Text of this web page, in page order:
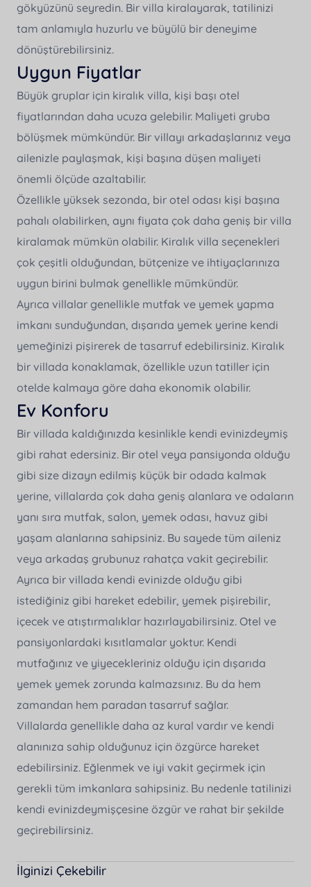
gökyüzünü seyredin. Bir villa kiralayarak, tatilinizi
tam anlamıyla huzurlu ve büyülü bir deneyime
dönüştürebilirsiniz.
Uygun Fiyatlar
Büyük gruplar için kiralık villa, kişi başı otel
fiyatlarından daha ucuza gelebilir. Maliyeti gruba
bölüşmek mümkündür. Bir villayı arkadaşlarınız veya
ailenizle paylaşmak, kişi başına düşen maliyeti
önemli ölçüde azaltabilir.
Özellikle yüksek sezonda, bir otel odası kişi başına
pahalı olabilirken, aynı fiyata çok daha geniş bir villa
kiralamak mümkün olabilir. Kiralık villa seçenekleri
çok çeşitli olduğundan, bütçenize ve ihtiyaçlarınıza
uygun birini bulmak genellikle mümkündür.
Ayrıca villalar genellikle mutfak ve yemek yapma
imkanı sunduğundan, dışarıda yemek yerine kendi
yemeğinizi pişirerek de tasarruf edebilirsiniz. Kiralık
bir villada konaklamak, özellikle uzun tatiller için
otelde kalmaya göre daha ekonomik olabilir.
Ev Konforu
Bir villada kaldığınızda kesinlikle kendi evinizdeymiş
gibi rahat edersiniz. Bir otel veya pansiyonda olduğu
gibi size dizayn edilmiş küçük bir odada kalmak
yerine, villalarda çok daha geniş alanlara ve odaların
yanı sıra mutfak, salon, yemek odası, havuz gibi
yaşam alanlarına sahipsiniz. Bu sayede tüm aileniz
veya arkadaş grubunuz rahatça vakit geçirebilir.
Ayrıca bir villada kendi evinizde olduğu gibi
istediğiniz gibi hareket edebilir, yemek pişirebilir,
içecek ve atıştırmalıklar hazırlayabilirsiniz. Otel ve
pansiyonlardaki kısıtlamalar yoktur. Kendi
mutfağınız ve yiyecekleriniz olduğu için dışarıda
yemek yemek zorunda kalmazsınız. Bu da hem
zamandan hem paradan tasarruf sağlar.
Villalarda genellikle daha az kural vardır ve kendi
alanınıza sahip olduğunuz için özgürce hareket
edebilirsiniz. Eğlenmek ve iyi vakit geçirmek için
gerekli tüm imkanlara sahipsiniz. Bu nedenle tatilinizi
kendi evinizdeymişçesine özgür ve rahat bir şekilde
geçirebilirsiniz.
İlginizi Çekebilir